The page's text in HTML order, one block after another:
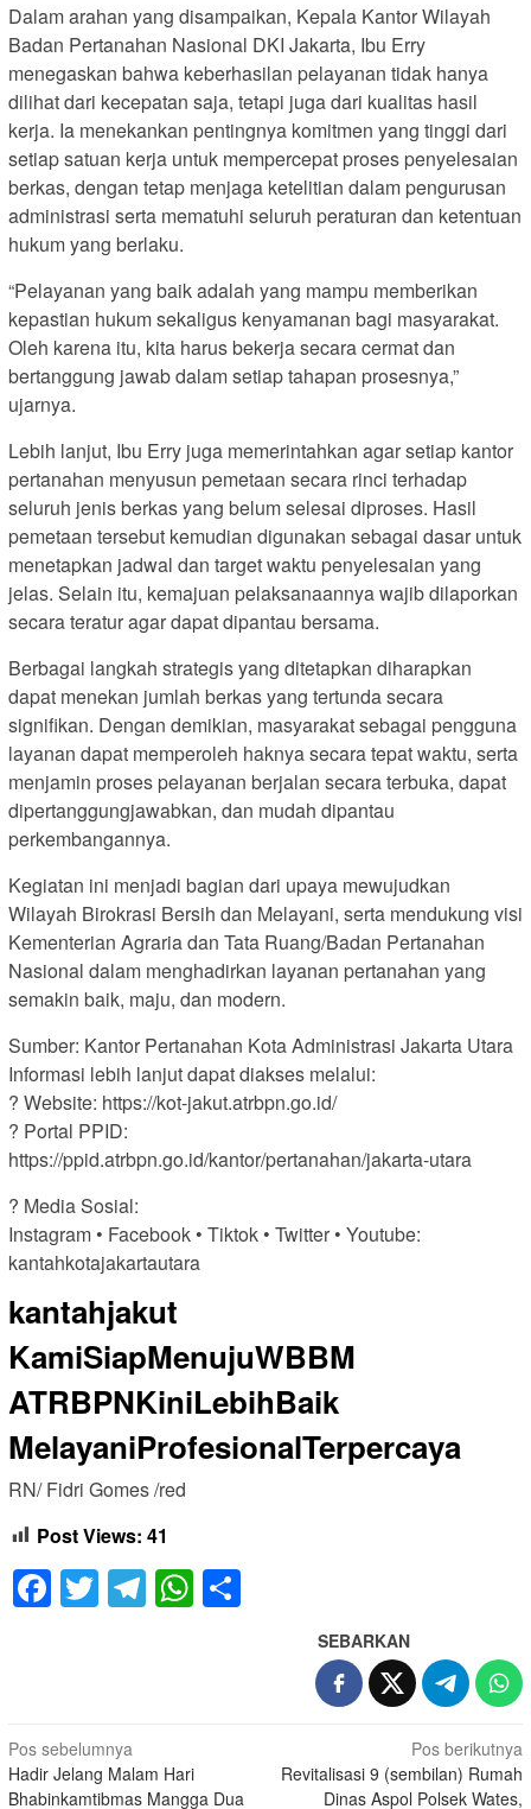
Dalam arahan yang disampaikan, Kepala Kantor Wilayah
Badan Pertanahan Nasional DKI Jakarta, Ibu Erry
menegaskan bahwa keberhasilan pelayanan tidak hanya
dilihat dari kecepatan saja, tetapi juga dari kualitas hasil
kerja. Ia menekankan pentingnya komitmen yang tinggi dari
setiap satuan kerja untuk mempercepat proses penyelesaian
berkas, dengan tetap menjaga ketelitian dalam pengurusan
administrasi serta mematuhi seluruh peraturan dan ketentuan
hukum yang berlaku.
“Pelayanan yang baik adalah yang mampu memberikan
kepastian hukum sekaligus kenyamanan bagi masyarakat.
Oleh karena itu, kita harus bekerja secara cermat dan
bertanggung jawab dalam setiap tahapan prosesnya,”
ujarnya.
Lebih lanjut, Ibu Erry juga memerintahkan agar setiap kantor
pertanahan menyusun pemetaan secara rinci terhadap
seluruh jenis berkas yang belum selesai diproses. Hasil
pemetaan tersebut kemudian digunakan sebagai dasar untuk
menetapkan jadwal dan target waktu penyelesaian yang
jelas. Selain itu, kemajuan pelaksanaannya wajib dilaporkan
secara teratur agar dapat dipantau bersama.
Berbagai langkah strategis yang ditetapkan diharapkan
dapat menekan jumlah berkas yang tertunda secara
signifikan. Dengan demikian, masyarakat sebagai pengguna
layanan dapat memperoleh haknya secara tepat waktu, serta
menjamin proses pelayanan berjalan secara terbuka, dapat
dipertanggungjawabkan, dan mudah dipantau
perkembangannya.
Kegiatan ini menjadi bagian dari upaya mewujudkan
Wilayah Birokrasi Bersih dan Melayani, serta mendukung visi
Kementerian Agraria dan Tata Ruang/Badan Pertanahan
Nasional dalam menghadirkan layanan pertanahan yang
semakin baik, maju, dan modern.
Sumber: Kantor Pertanahan Kota Administrasi Jakarta Utara
Informasi lebih lanjut dapat diakses melalui:
? Website: https://kot-jakut.atrbpn.go.id/
? Portal PPID:
https://ppid.atrbpn.go.id/kantor/pertanahan/jakarta-utara
? Media Sosial:
Instagram • Facebook • Tiktok • Twitter • Youtube:
kantahkotajakartautara
kantahjakut
KamiSiapMenujuWBBM
ATRBPNKiniLebihBaik
MelayaniProfesionalTerpercaya
RN/ Fidri Gomes /red
Post Views: 41
Facebook
TwitterTelegram
WhatsApp
SEBARKAN
Navigasi
pos
Pos sebelumnya
Hadir Jelang Malam Hari
Bhabinkamtibmas Mangga Dua
Pos berikutnya
Revitalisasi 9 (sembilan) Rumah
Dinas Aspol Polsek Wates,